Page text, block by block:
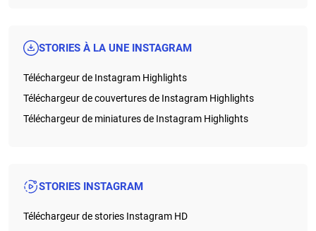
STORIES À LA UNE INSTAGRAM
Téléchargeur de Instagram Highlights
Téléchargeur de couvertures de Instagram Highlights
Téléchargeur de miniatures de Instagram Highlights
STORIES INSTAGRAM
Téléchargeur de stories Instagram HD